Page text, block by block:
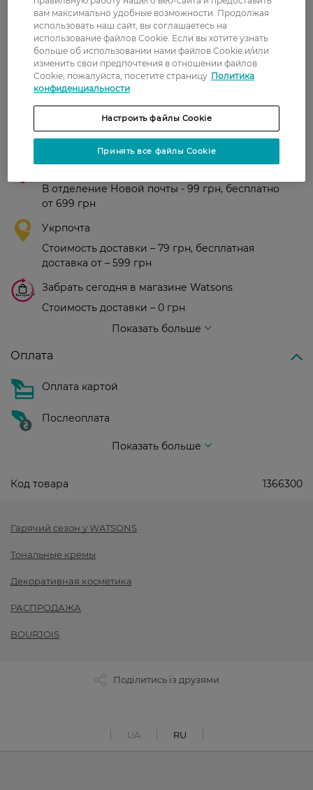
Рейтинг и отзывы
0
З 0 відгуків
0 відгуків
Доставка
В отделение Новой почты - 99 грн, бесплатно
от 699 грн
Укрпочта
Стоимость доставки – 79 грн, бесплатная
доставка от – 599 грн
Забрать сегодня в магазине Watsons
Стоимость доставки – 0 грн
Показать больше
Оплата
Оплата картой
Послеоплата
Показать больше
Код товара 1366300
Гарячий сезон у WATSONS
Тональные кремы
Декоративная косметика
РАСПРОДАЖА
BOURJOIS
Поділитись із друзями
UA RU
вам максимально удобные возможности. Продолжая
использовать наш сайт, вы соглашаетесь на
использование файлов Cookie. Если вы хотите узнать
больше об использовании нами файлов Cookie и/или
изменить свои предпочтения в отношении файлов
Cookie, пожалуйста, посетите страницу Политика
конфиденциальности
Настроить файлы Cookie
Принять все файлы Cookie